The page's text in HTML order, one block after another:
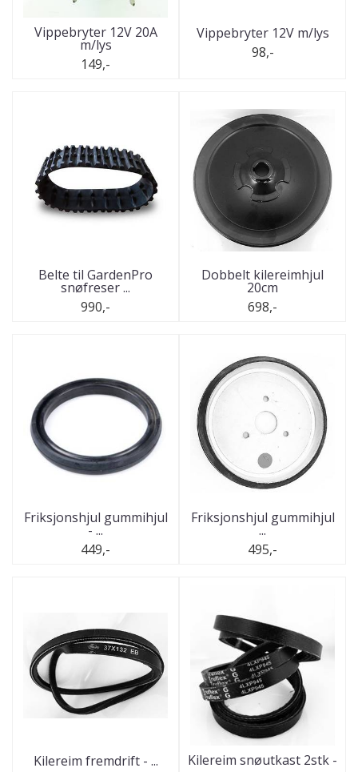
Vippebryter 12V 20A
m/lys
149,-
Vippebryter 12V m/lys
98,-
Belte til GardenPro
snøfreser ...
990,-
Dobbelt kilereimhjul
20cm
698,-
Friksjonshjul gummihjul
- ...
449,-
Friksjonshjul gummihjul
...
495,-
Kilereim fremdrift - ...
Kilereim snøutkast 2stk -